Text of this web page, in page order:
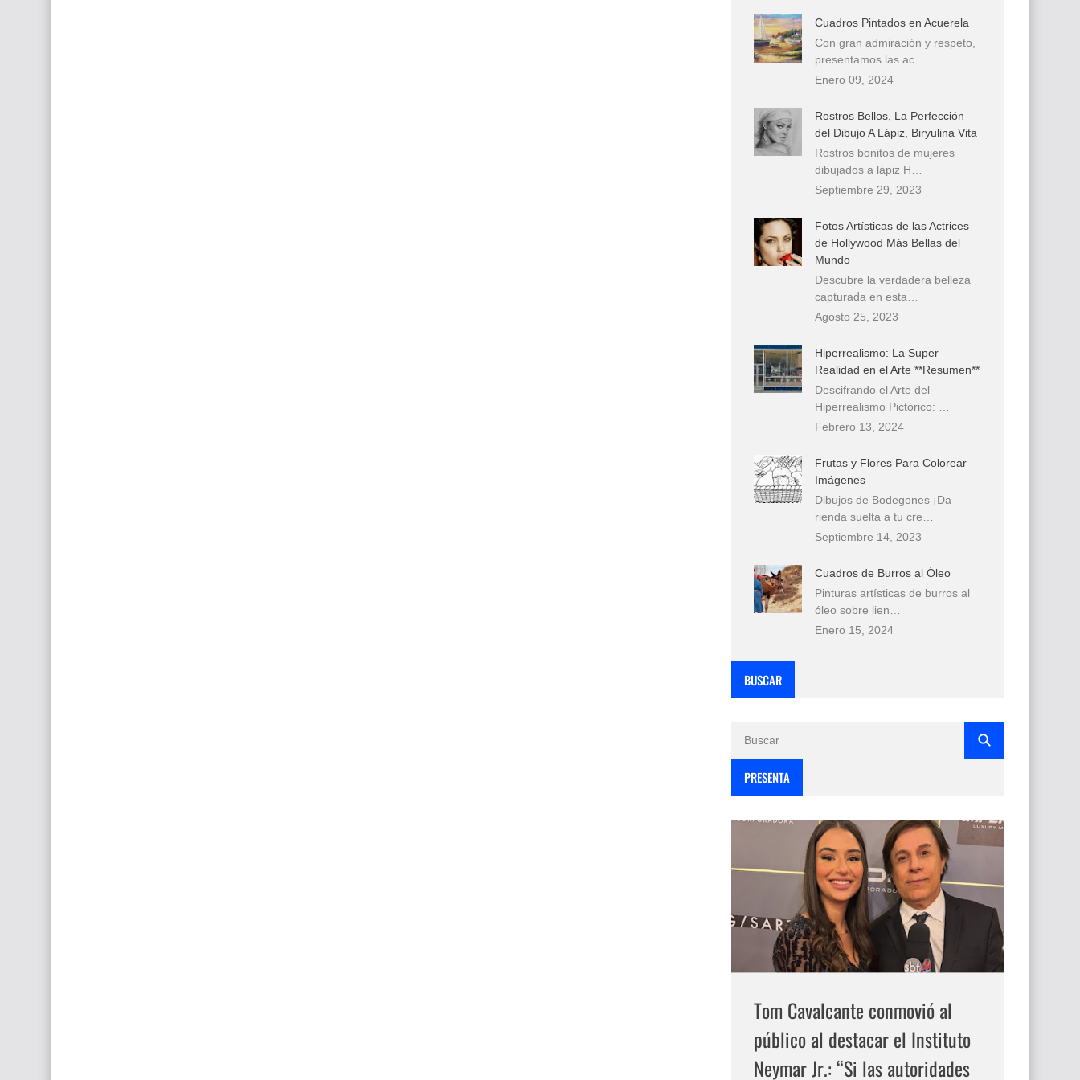
Cuadros Pintados en Acuerela
Con gran admiración y respeto,
presentamos las ac…
Enero 09, 2024
Rostros Bellos, La Perfección
del Dibujo A Lápiz, Biryulina Vita
Rostros bonitos de mujeres
dibujados a lápiz H…
Septiembre 29, 2023
Fotos Artísticas de las Actrices
de Hollywood Más Bellas del
Mundo
Descubre la verdadera belleza
capturada en esta…
Agosto 25, 2023
Hiperrealismo: La Super
Realidad en el Arte **Resumen**
Descifrando el Arte del
Hiperrealismo Pictórico: …
Febrero 13, 2024
Frutas y Flores Para Colorear
Imágenes
Dibujos de Bodegones ¡Da
rienda suelta a tu cre…
Septiembre 14, 2023
Cuadros de Burros al Óleo
Pinturas artísticas de burros al
óleo sobre lien…
Enero 15, 2024
BUSCAR
PRESENTA
Tom Cavalcante conmovió al
público al destacar el Instituto
Neymar Jr.: “Si las autoridades